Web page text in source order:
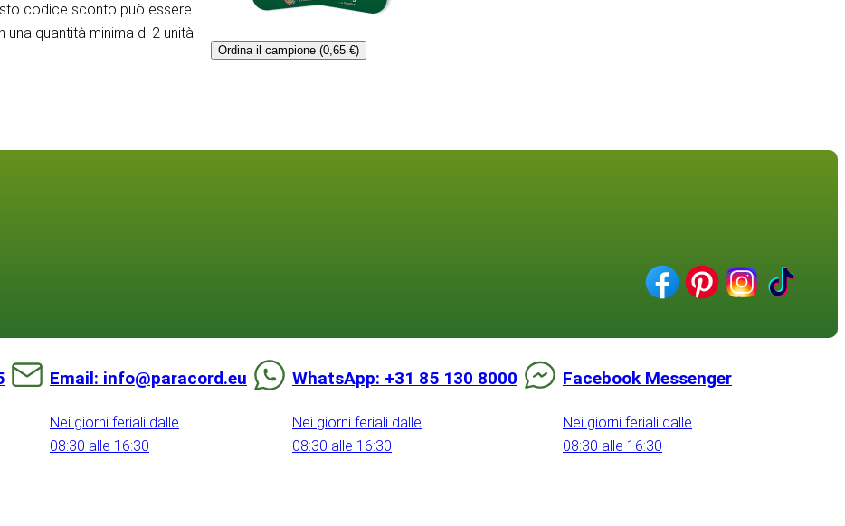
codice sconto può essere
quantità minima di 2 unità
Ordina il campione (0,65 €)
Email: info@paracord.eu
Nei giorni feriali dalle
08:30 alle 16:30
WhatsApp: +31 85 130 8000
Nei giorni feriali dalle
08:30 alle 16:30
Facebook Messenger
Nei giorni feriali dalle
08:30 alle 16:30